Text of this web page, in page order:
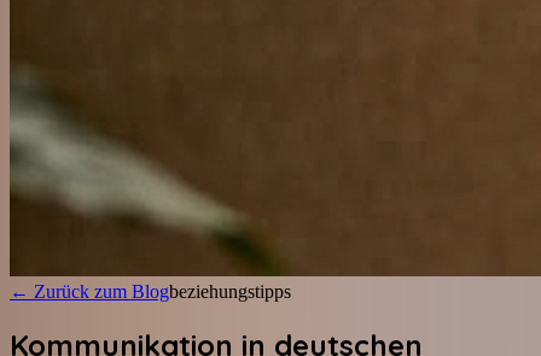
← Zurück zum Blogbeziehungstipps
Kommunikation in deutschen